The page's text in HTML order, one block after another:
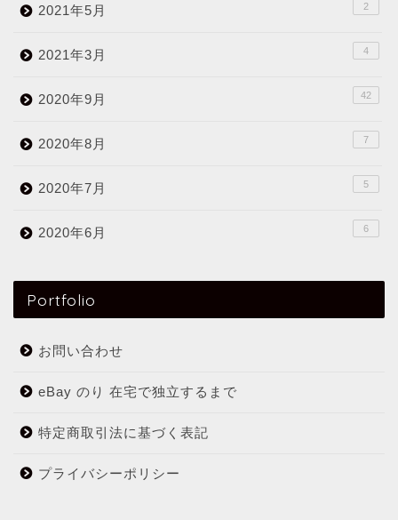
2021年5月 2
2021年3月 4
2020年9月 42
2020年8月 7
2020年7月 5
2020年6月 6
Portfolio
お問い合わせ
eBay のり 在宅で独立するまで
特定商取引法に基づく表記
プライバシーポリシー